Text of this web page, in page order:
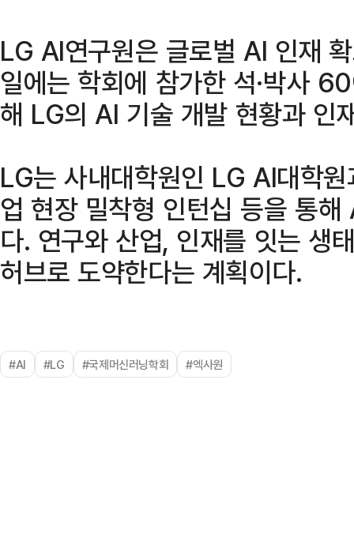
LG AI연구원은 글로벌 AI 인재
일에는 학회에 참가한 석·박사
해 LG의 AI 기술 개발 현황과 인
LG는 사내대학원인 LG AI대학
업 현장 밀착형 인턴십 등을 통
다. 연구와 산업, 인재를 잇는 생
허브로 도약한다는 계획이다.
#AI #LG #국제머신러닝학회 #엑사원